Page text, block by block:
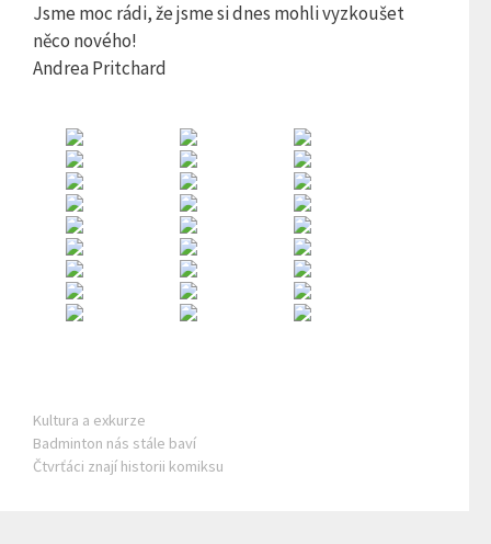
Jsme moc rádi, že jsme si dnes mohli vyzkoušet
něco nového!
Andrea Pritchard
Rubriky
Kultura a exkurze
Badminton nás stále baví
Čtvrťáci znají historii komiksu